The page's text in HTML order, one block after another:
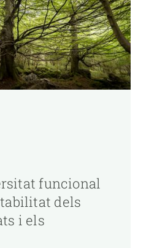
funcional
dels
i els